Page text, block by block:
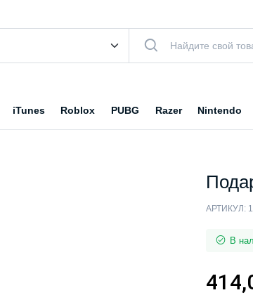
iTunes Roblox PUBG Razer Nintendo
АРТИКУЛ:
В